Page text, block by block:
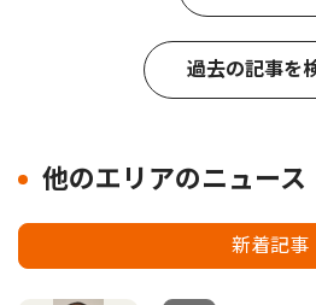
過去の記事を
他のエリアのニュース
新着記事